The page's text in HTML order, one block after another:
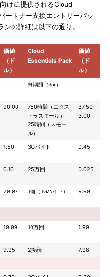
けに提供されるCloud
ートナー支援エントリーパッ
の詳細は以下の通り。
価値
（ド
ル）
Cloud
Essentials Pack
価値
（ド
ル）
無期限（※※）
90.00
750時間（エクス
トラスモール）
25時間（スモー
ル）
37.50
3.00
1.50 3Gバイト 0.45
0.10 25万回 0.025
29.97 1個（1Gバイト） 9.99
19.99 10万回 1.99
9.95 2接続
7.98